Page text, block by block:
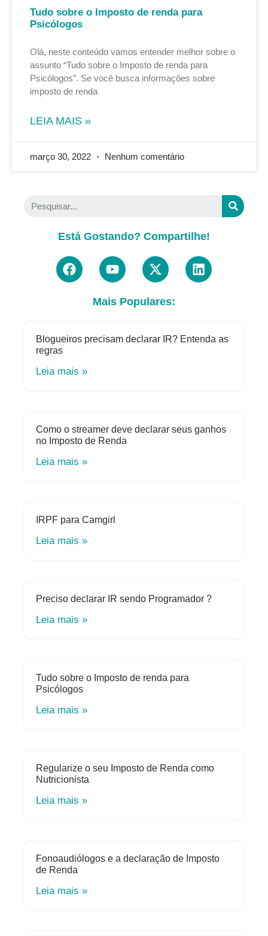
Tudo sobre o Imposto de renda para
Psicólogos
Olá, neste conteúdo vamos entender melhor sobre o
assunto “Tudo sobre o Imposto de renda para
Psicólogos”. Se você busca informações sobre
imposto de renda
LEIA MAIS »
março 30, 2022 Nenhum comentário
Está Gostando? Compartilhe!
Mais Populares:
Blogueiros precisam declarar IR? Entenda as
regras
Leia mais »
Como o streamer deve declarar seus ganhos
no Imposto de Renda
Leia mais »
IRPF para Camgirl
Leia mais »
Preciso declarar IR sendo Programador ?
Leia mais »
Tudo sobre o Imposto de renda para
Psicólogos
Leia mais »
Regularize o seu Imposto de Renda como
Nutricionista
Leia mais »
Fonoaudiólogos e a declaração de Imposto
de Renda
Leia mais »